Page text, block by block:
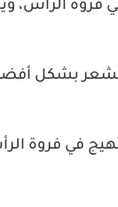
فروة الرأس،
بشكل
في فروة